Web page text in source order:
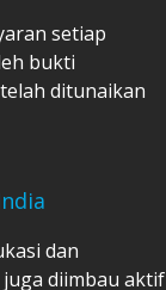
setiap
bukti
ditunaikan
dan
juga diimbau aktif